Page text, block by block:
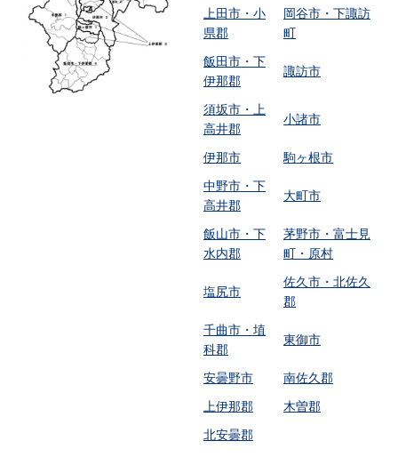
上田市・小
県郡
岡谷市・下諏訪
町
飯田市・下
伊那郡
諏訪市
須坂市・上
高井郡
小諸市
伊那市
駒ヶ根市
中野市・下
高井郡
大町市
飯山市・下
水内郡
茅野市・富士見
町・原村
塩尻市
佐久市・北佐久
郡
千曲市・埴
科郡
東御市
安曇野市
南佐久郡
上伊那郡
木曽郡
北安曇郡